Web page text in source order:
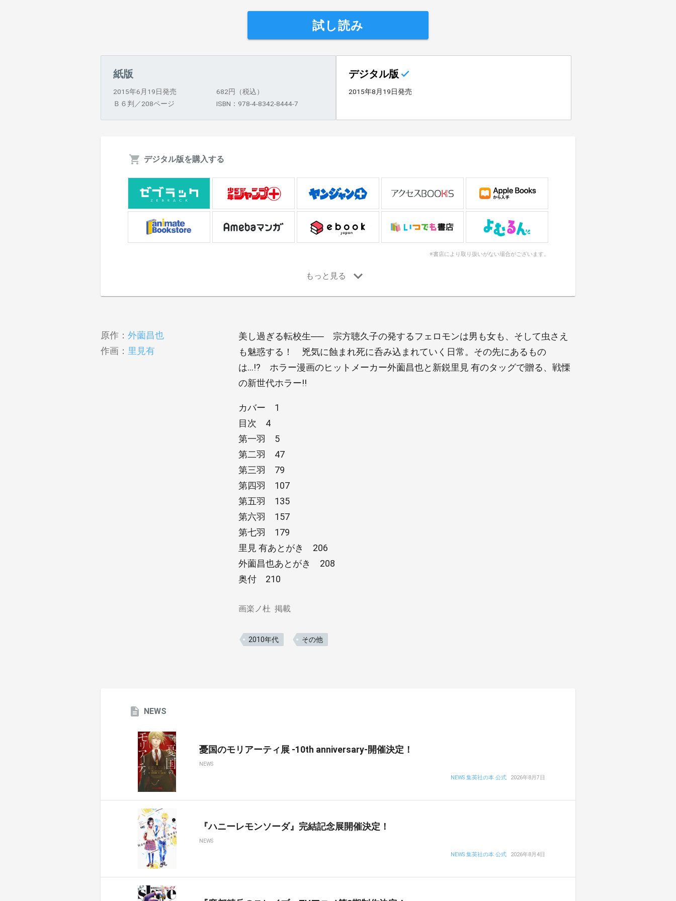
試し読み
紙版
2015年6月19日発売
682円（税込）
Ｂ６判／208ページ
ISBN：978-4-8342-8444-7
デジタル版
2015年8月19日発売
デジタル版を購入する
※書店により取り扱いがない場合がございます。
原作： 外薗昌也
作画： 里見有
美し過ぎる転校生── 宗方聴久子の発するフェロモンは男も女も、そして虫さえ
も魅惑する！ 兇気に蝕まれ死に呑み込まれていく日常。その先にあるもの
は…!? ホラー漫画のヒットメーカー外薗昌也と新鋭里見 有のタッグで贈る、戦慄
の新世代ホラー!!
カバー 1
目次 4
第一羽 5
第二羽 47
第三羽 79
第四羽 107
第五羽 135
第六羽 157
第七羽 179
里見 有あとがき 206
外薗昌也あとがき 208
奥付 210
画楽ノ杜 掲載
2010年代 その他
NEWS
憂国のモリアーティ展 -10th anniversary-開催決定！
NEWS
NEWS 集英社の本 公式 2026年8月7日
『ハニーレモンソーダ』完結記念展開催決定！
NEWS
NEWS 集英社の本 公式 2026年8月4日